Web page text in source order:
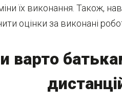
їх виконання. Також,
оцінки за виконані
варто